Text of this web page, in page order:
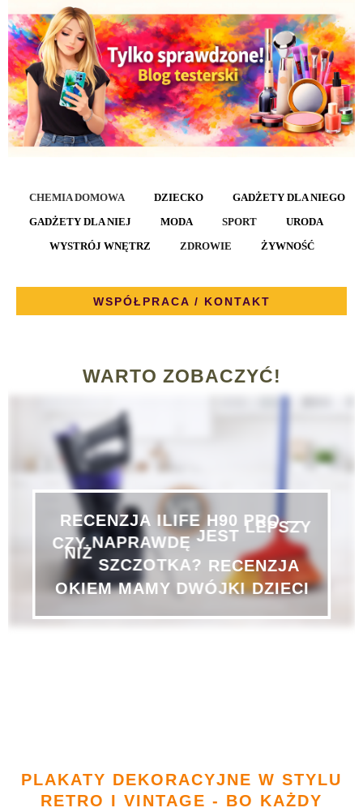
CHEMIA DOMOWA DZIECKO
GADŻETY DLA NIEGO
GADŻETY DLA NIEJ
MODA SPORT
URODA
WYSTRÓJ WNĘTRZ
ZDROWIE ŻYWNOŚĆ
WSPÓŁPRACA / KONTAKT
WARTO ZOBACZYĆ!
RECENZJA ILIFE H90 PRO —
CZY NAPRAWDĘ JEST
LEPSZY
NIŻ
SZCZOTKA?
RECENZJA
OKIEM MAMY DWÓJKI DZIECI
PLAKATY DEKORACYJNE W STYLU
RETRO I VINTAGE - BO KAŻDY